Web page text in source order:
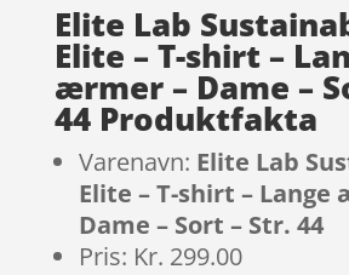
Elite Lab
Elite – T-shirt –
ærmer – Dame –
44 Produktfakta
Varenavn: Elite Lab
Elite – T-shirt – Lange
Dame – Sort – Str. 44
Pris: Kr. 299.00